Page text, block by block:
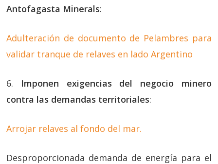
Antofagasta Minerals:
Adulteración de documento de Pelambres para
validar tranque de relaves en lado Argentino
6. Imponen exigencias del negocio minero
contra las demandas territoriales:
Arrojar relaves al fondo del mar.
Desproporcionada demanda de energía para el